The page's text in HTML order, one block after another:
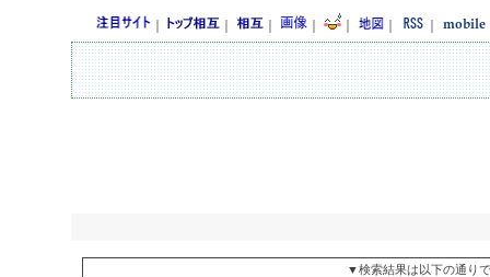
｜ ｜ ｜ ｜ ｜
▼検索結果は以下の通り